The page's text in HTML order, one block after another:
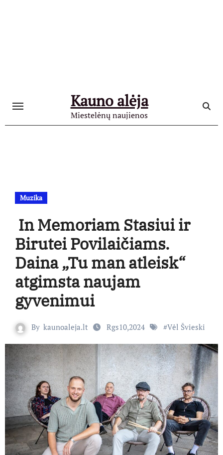
Kauno alėja
Miestelėnų naujienos
Muzika
In Memoriam Stasiui ir
Birutei Povilaičiams.
Daina „Tu man atleisk“
atgimsta naujam
gyvenimui
By kaunoaleja.lt Rgs10,2024 #Vėl Švieski